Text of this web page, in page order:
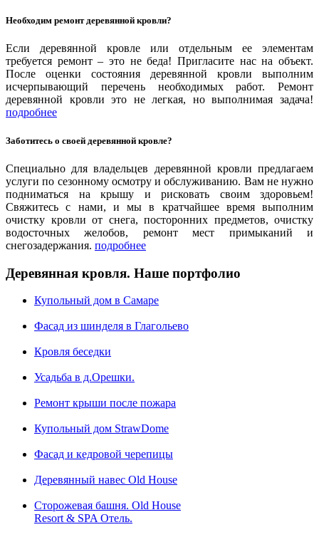
Полувальмовая кровля
Необходим ремонт деревянной кровли?
Если деревянной кровле или отдельным ее элементам
требуется ремонт – это не беда! Пригласите нас на объект.
После оценки состояния деревянной кровли выполним
исчерпывающий перечень необходимых работ. Ремонт
деревянной кровли это не легкая, но выполнимая задача!
подробнее
Заботитесь о своей деревянной кровле?
Специально для владельцев деревянной кровли предлагаем
услуги по сезонному осмотру и обслуживанию. Вам не нужно
подниматься на крышу и рисковать своим здоровьем!
Свяжитесь с нами, и мы в кратчайшее время выполним
очистку кровли от снега, посторонних предметов, очистку
водосточных желобов, ремонт мест примыканий и
снегозадержания. подробнее
Деревянная кровля. Наше портфолио
Купольный дом в Самаре
Фасад из шинделя в Глагольево
Кровля беседки
Усадьба в д.Орешки.
Ремонт крыши после пожара
Купольный дом StrawDome
Фасад и кедровой черепицы
Деревянный навес Old House
Сторожевая башня. Old House
Resort & SPA Отель.